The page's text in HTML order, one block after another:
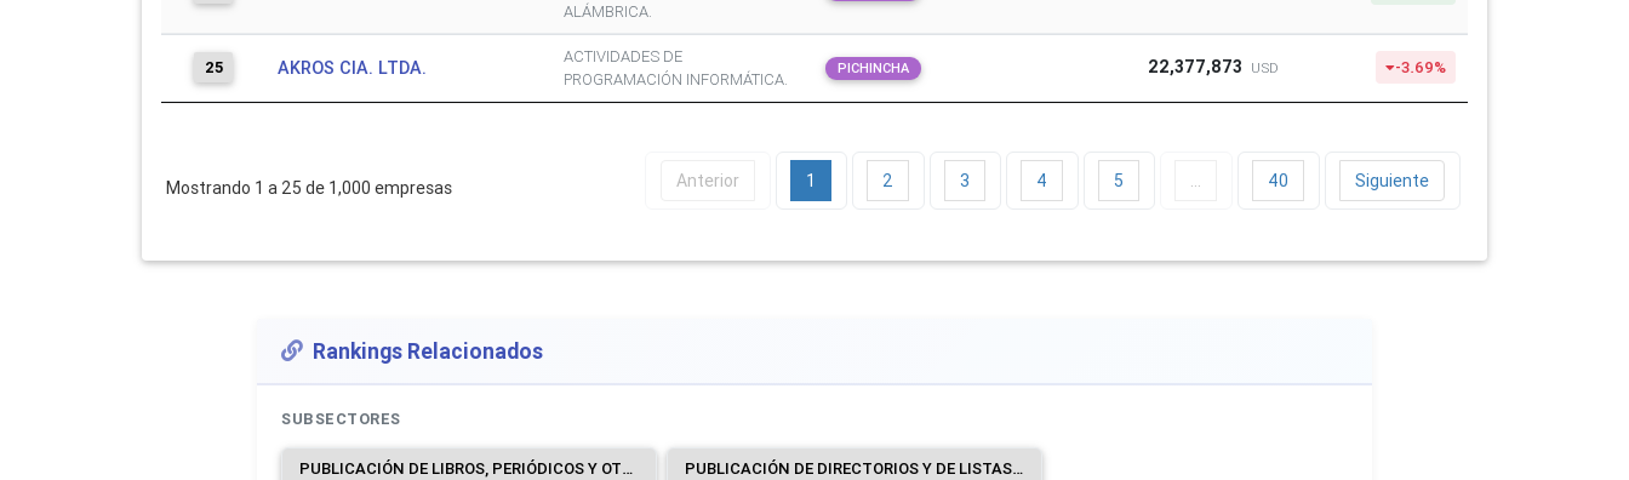
ALÁMBRICA.
25 AKROS CIA. LTDA.
ACTIVIDADES DE
PROGRAMACIÓN INFORMÁTICA.
PICHINCHA 22,377,873 USD -3.69%
Mostrando 1 a 25 de 1,000 empresas Anterior 1 2 3 4 5 … 40 Siguiente
Rankings Relacionados
SUBSECTORES
PUBLICACIÓN DE LIBROS, PERIÓDICOS Y OTRAS ACTIVIDADES DE PUBLICACIÓN. PUBLICACIÓN DE DIRECTORIOS Y DE LISTAS DE CORREO.